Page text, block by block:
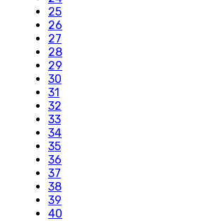
25
26
27
28
29
30
31
32
33
34
35
36
37
38
39
40